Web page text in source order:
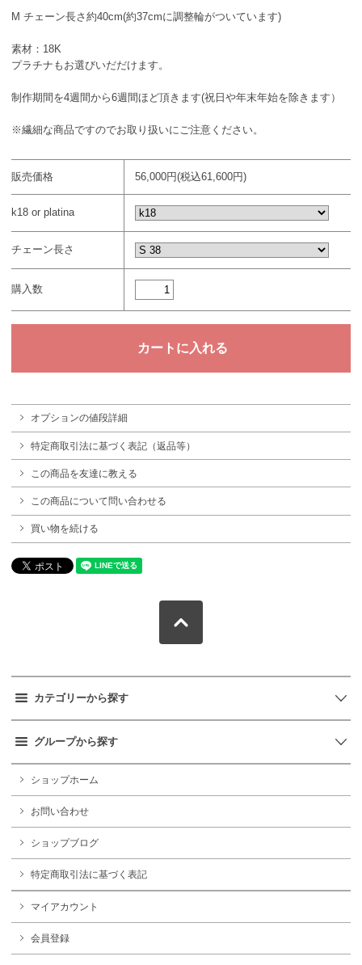
M チェーン長さ約40cm(約37cmに調整輪がついています)
素材：18K
プラチナもお選びいだだけます。
制作期間を4週間から6週間ほど頂きます(祝日や年末年始を除きます）
※繊細な商品ですのでお取り扱いにご注意ください。
販売価格 56,000円(税込61,600円)
k18 or platina
チェーン長さ
購入数
オプションの値段詳細
特定商取引法に基づく表記（返品等）
この商品を友達に教える
この商品について問い合わせる
買い物を続ける
カテゴリーから探す
グループから探す
ショップホーム
お問い合わせ
ショップブログ
特定商取引法に基づく表記
マイアカウント
会員登録